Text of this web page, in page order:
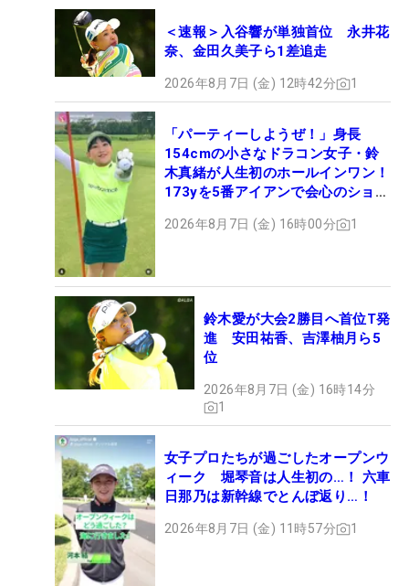
＜速報＞入谷響が単独首位 永井花
奈、金田久美子ら1差追走
2026年8月7日 (金) 12時42分 1
「パーティーしようぜ！」身長
154cmの小さなドラコン女子・鈴
木真緒が人生初のホールインワン！
173yを5番アイアンで会心のショッ
2026年8月7日 (金) 16時00分 1
鈴木愛が大会2勝目へ首位T発
進 安田祐香、吉澤柚月ら5
位
2026年8月7日 (金) 16時14分
1
女子プロたちが過ごしたオープンウ
ィーク 堀琴音は人生初の…！ 六車
日那乃は新幹線でとんぼ返り…！
2026年8月7日 (金) 11時57分 1